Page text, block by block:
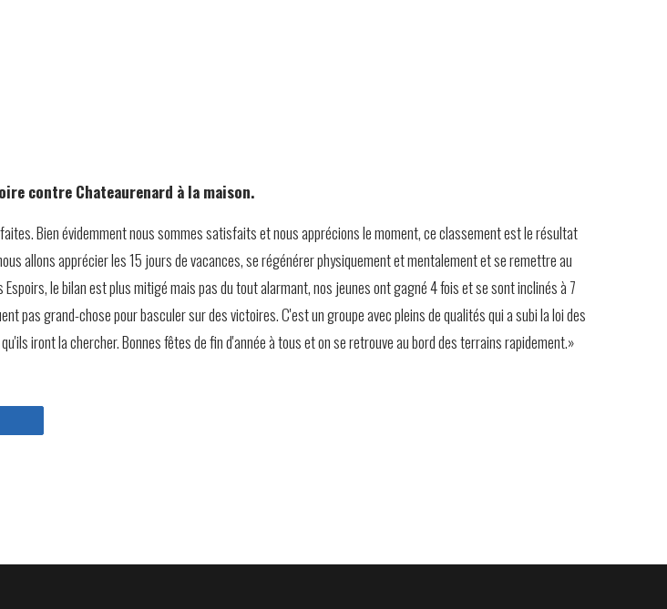
contre Chateaurenard à la maison.
Bien évidemment nous sommes satisfaits et nous apprécions le moment, ce classement est le résultat
allons apprécier les 15 jours de vacances, se régénérer physiquement et mentalement et se remettre au
le bilan est plus mitigé mais pas du tout alarmant, nos jeunes ont gagné 4 fois et se sont inclinés à 7
pas grand-chose pour basculer sur des victoires. C'est un groupe avec pleins de qualités qui a subi la loi des
iront la chercher. Bonnes fêtes de fin d'année à tous et on se retrouve au bord des terrains rapidement.»